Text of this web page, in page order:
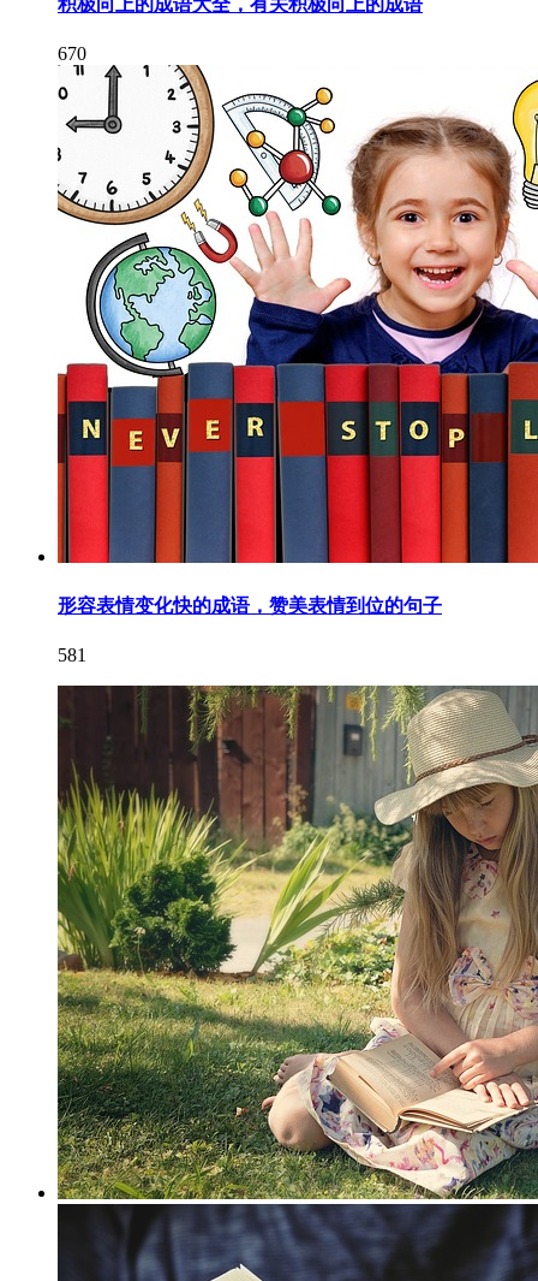
积极向上的成语大全，有关积极向上的成语
670
形容表情变化快的成语，赞美表情到位的句子
581